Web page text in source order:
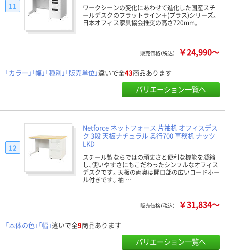
ワークシーンの変化にあわせて進化した国産スチ
ールデスクのフラットライン＋(プラス)シリーズ。
日本オフィス家具協会推奨の高さ720mm。
11
販売価格（税込） ￥24,990～
「カラー」「幅」「種別」「販売単位」違いで全43商品あります
バリエーション一覧へ
Netforce ネットフォース 片袖机 オフィスデス
ク 3段 天板ナチュラル 奥行700 事務机 ナッツ
LKD
スチール製ならではの頑丈さと便利な機能を凝縮
し、使いやすさにもこだわったシンプルなオフィス
デスクです。天板の両奥は開口部の広いコードホー
ル付きです。袖 …
12
販売価格（税込） ￥31,834～
「本体の色」「幅」違いで全9商品あります
バリエーション一覧へ